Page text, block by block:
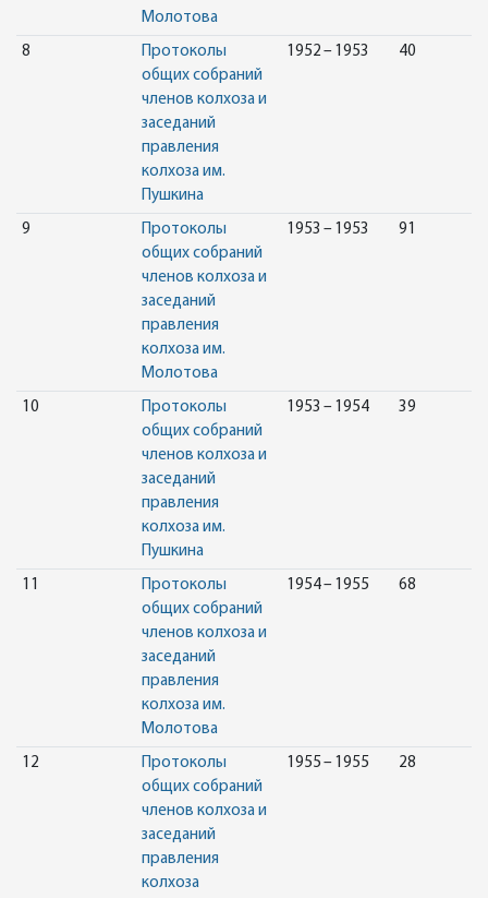
Молотова
8
Протоколы
общих собраний
членов колхоза и
заседаний
правления
колхоза им.
Пушкина
1952 – 1953 40
9
Протоколы
общих собраний
членов колхоза и
заседаний
правления
колхоза им.
Молотова
1953 – 1953 91
10
Протоколы
общих собраний
членов колхоза и
заседаний
правления
колхоза им.
Пушкина
1953 – 1954 39
11
Протоколы
общих собраний
членов колхоза и
заседаний
правления
колхоза им.
Молотова
1954 – 1955 68
12
Протоколы
общих собраний
членов колхоза и
заседаний
правления
колхоза
1955 – 1955 28